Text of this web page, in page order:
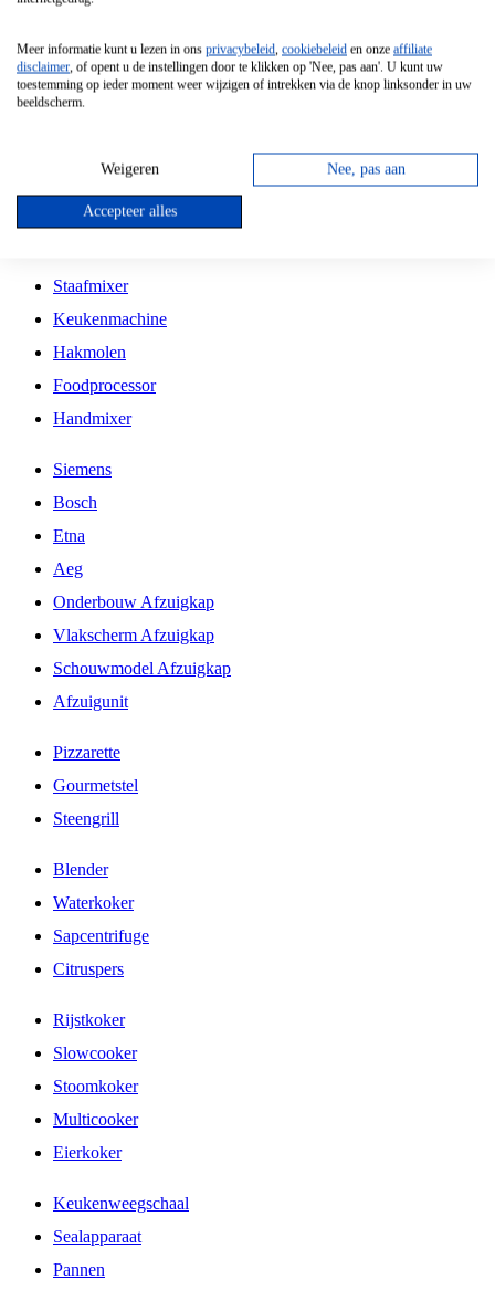
Vrijstaande Magnetron
Vrijstaande Kookplaat
Inbouw Gaskookplaat
Inbouw Keramische Kookplaat
Kookplaat Accessoires
Staafmixer
Keukenmachine
Hakmolen
Foodprocessor
Handmixer
Siemens
Bosch
Etna
Aeg
Onderbouw Afzuigkap
Vlakscherm Afzuigkap
Schouwmodel Afzuigkap
Afzuigunit
Pizzarette
Gourmetstel
Steengrill
Blender
Waterkoker
Sapcentrifuge
Citruspers
Rijstkoker
Slowcooker
Stoomkoker
Multicooker
Eierkoker
Keukenweegschaal
Sealapparaat
Pannen
Meer informatie kunt u lezen in ons privacybeleid, cookiebeleid en onze affiliate
disclaimer, of opent u de instellingen door te klikken op 'Nee, pas aan'. U kunt uw
toestemming op ieder moment weer wijzigen of intrekken via de knop linksonder in uw
beeldscherm.
Weigeren Nee, pas aan
Accepteer alles